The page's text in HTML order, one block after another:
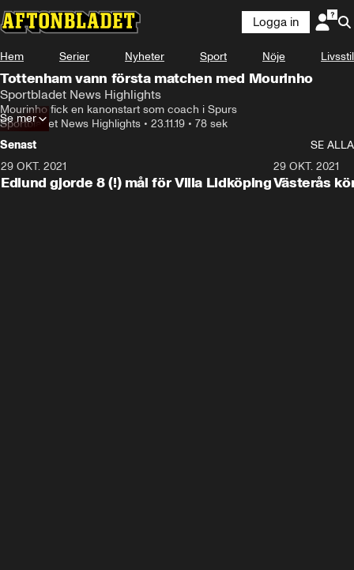
Logga in
Hem Serier Nyheter Sport Nöje Livsstil
Tottenham vann första matchen med Mourinho
Sportbladet News Highlights
Mourinho fick en kanonstart som coach i Spurs
Sportbladet News Highlights • 23.11.19 • 78 sek
Se mer
Senast
SE ALLA
29 OKT. 2021
Edlund gjorde 8 (!) mål för Villa Lidköping
29 OKT. 2021
Västerås